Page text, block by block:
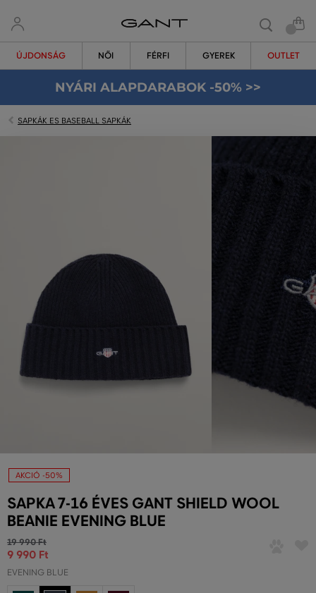
ÚJDONSÁG NŐI FÉRFI GYEREK OUTLET
NYÁRI ALAPDARABOK -50% >>
SAPKÁK ES BASEBALL SAPKÁK
AKCIÓ -50%
SAPKA 7-16 ÉVES GANT SHIELD WOOL
BEANIE EVENING BLUE
19 990 Ft
9 990 Ft
EVENING BLUE